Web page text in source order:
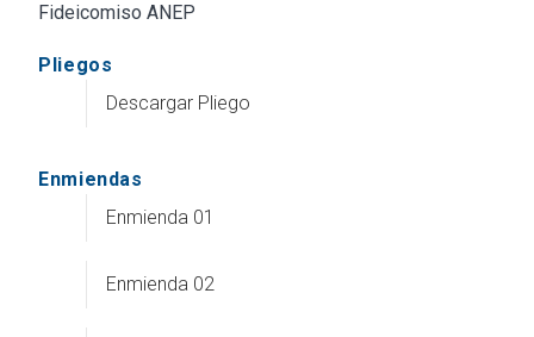
Fideicomiso ANEP
Pliegos
Descargar Pliego
Enmiendas
Enmienda 01
Enmienda 02